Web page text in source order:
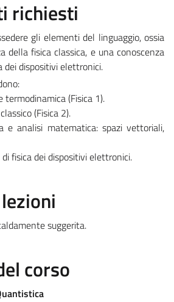
richiesti
gli elementi del linguaggio, ossia
della fisica classica, e una conoscenza
dispositivi elettronici.
termodinamica (Fisica 1).
(Fisica 2).
e analisi matematica: spazi vettoriali,
fisica dei dispositivi elettronici.
suggerita.
corso